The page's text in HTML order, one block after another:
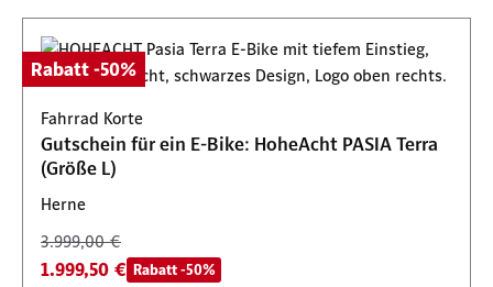
Rabatt -50%
Fahrrad Korte
Gutschein für ein E-Bike: HoheAcht PASIA Terra
(Größe L)
Herne
3.999,00 €
1.999,50 € Rabatt -50%